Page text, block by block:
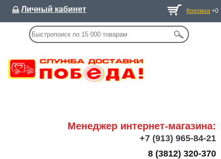
Личный кабинет Корзина +0
Менеджер интернет-магазина:
+7 (913) 965-84-21
8 (3812) 320-370